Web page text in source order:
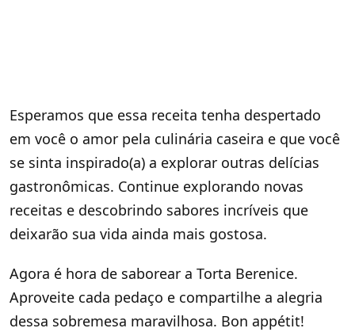
Esperamos que essa receita tenha despertado
em você o amor pela culinária caseira e que você
se sinta inspirado(a) a explorar outras delícias
gastronômicas. Continue explorando novas
receitas e descobrindo sabores incríveis que
deixarão sua vida ainda mais gostosa.
Agora é hora de saborear a Torta Berenice.
Aproveite cada pedaço e compartilhe a alegria
dessa sobremesa maravilhosa. Bon appétit!